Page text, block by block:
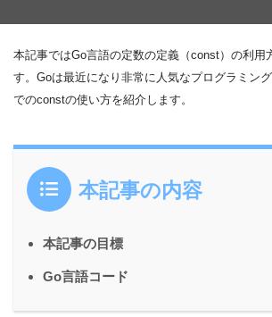
本記事ではGo言語の定数の定義（const）の利用
す。Goは最近になり非常に人気なプログラミン
でのconstの使い方を紹介します。
本記事の内容
本記事の目標
Go言語コード